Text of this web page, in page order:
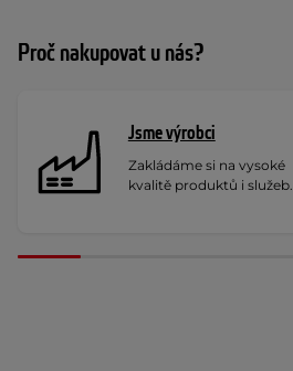
Proč nakupovat u nás?
Jsme výrobci
Zakládáme si na vysoké
kvalitě produktů i služeb.